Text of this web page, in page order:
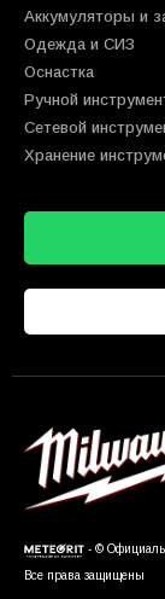
Аккумуляторы и
Одежда и СИЗ
Оснастка
Ручной
Сетевой
Хранение
- ©
Все права защищены